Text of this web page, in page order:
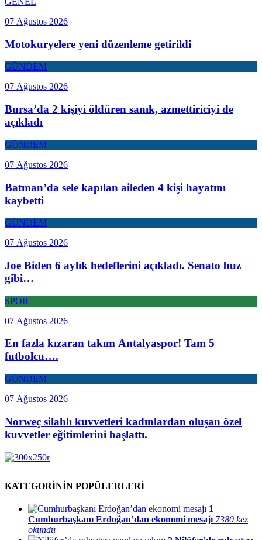
07 Ağustos 2026
Motokuryelere yeni düzenleme getirildi
GÜNDEM
07 Ağustos 2026
Bursa’da 2 kişiyi öldüren sanık, azmettiriciyi de
açıkladı
GÜNDEM
07 Ağustos 2026
Batman’da sele kapılan aileden 4 kişi hayatını
kaybetti
GÜNDEM
07 Ağustos 2026
Joe Biden 6 aylık hedeflerini açıkladı. Senato buz
gibi…
SPOR
07 Ağustos 2026
En fazla kızaran takım Antalyaspor! Tam 5
futbolcu….
GÜNDEM
07 Ağustos 2026
Norweç silahlı kuvvetleri kadınlardan oluşan özel
kuvvetler eğitimlerini başlattı.
KATEGORİNİN POPÜLERLERİ
1
Cumhurbaşkanı Erdoğan’dan ekonomi mesajı 7380 kez
okundu